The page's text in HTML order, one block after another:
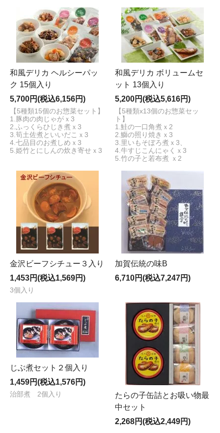
和風デリカ ヘルシーパッ
ク 15個入り
5,700円(税込6,156円)
【5種類15個のお惣菜セット】
1.豚肉の肉じゃがｘ3
2.ふっくらひじき煮ｘ3
3.筍土佐煮といいだこｘ3
4.七品目のお煮しめｘ3
5.姫竹とにしんの炊き寄せｘ3
和風デリカ ボリュームセ
ット 13個入り
5,200円(税込5,616円)
【5種類x13個のお惣菜セッ
ト】
1.鮭の一口角煮ｘ2
2.鰤の照り焼きｘ3
3.里いもそぼろ煮ｘ3、
4.牛すじこんにゃくｘ3
5.竹の子と若布煮 ｘ2
金沢ビーフシチュー３入り
1,453円(税込1,569円)
3個入り
加賀伝統の味B
6,710円(税込7,247円)
じぶ煮セット２個入り
1,459円(税込1,576円)
治部煮 2個入り
たらの子缶詰とお吸い物最
中セット
2,268円(税込2,449円)